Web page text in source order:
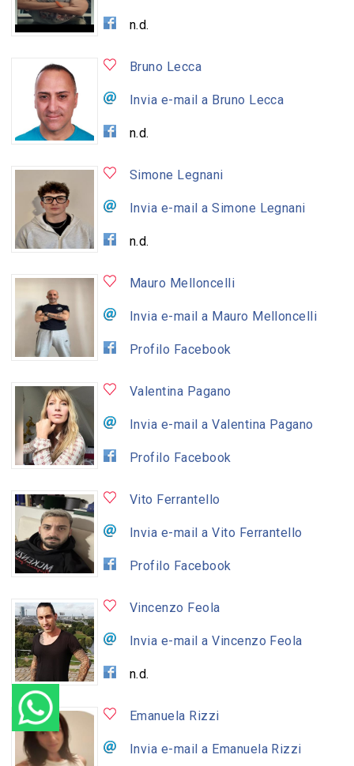
n.d.
Bruno Lecca
Invia e-mail a Bruno Lecca
n.d.
Simone Legnani
Invia e-mail a Simone Legnani
n.d.
Mauro Melloncelli
Invia e-mail a Mauro Melloncelli
Profilo Facebook
Valentina Pagano
Invia e-mail a Valentina Pagano
Profilo Facebook
Vito Ferrantello
Invia e-mail a Vito Ferrantello
Profilo Facebook
Vincenzo Feola
Invia e-mail a Vincenzo Feola
n.d.
Emanuela Rizzi
Invia e-mail a Emanuela Rizzi